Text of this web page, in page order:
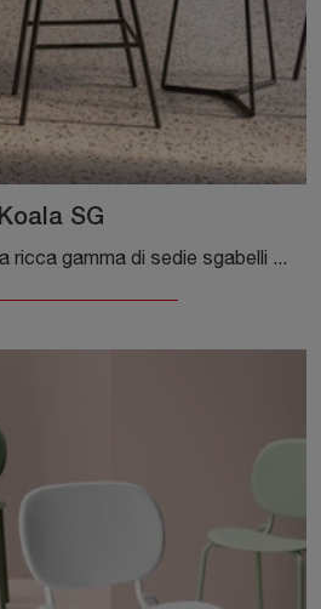
Koala SG
Clicca per scoprire una ricca gamma di sedie sgabelli per stanze design: il modello Koala SG di Scab Design ti sta aspettando!